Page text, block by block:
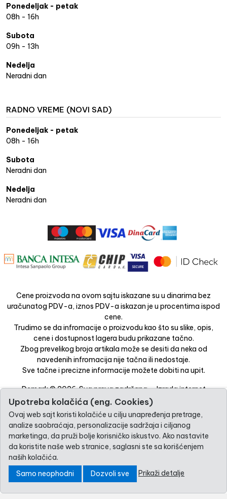
Ponedeljak - petak
08h - 16h
Subota
09h - 13h
Nedelja
Neradni dan
RADNO VREME (NOVI SAD)
Ponedeljak - petak
08h - 16h
Subota
Neradni dan
Nedelja
Neradni dan
Cene proizvoda na ovom sajtu iskazane su u dinarima bez
uračunatog PDV-a, iznos PDV-a iskazan je u procentima ispod
cene.
Trudimo se da infromacije o proizvodu kao što su slike, opis,
cene i dostupnost lagera budu prikazane tačno.
Zbog prevelikog broja artikala može se desiti da neka od
navedenih infromacija nije tačna ili nedostaje.
Sve tačne i precizne informacije možete dobiti na upit.
Demark © 2026. Sva prava zadržana. -Izrada internet
prodavnice-Selltico.
Upotreba kolačića (eng. Cookies)
Ovaj web sajt koristi kolačiće u cilju unapređenja pretrage,
analize saobraćaja, personalizacije sadržaja i ciljanog
marketinga, da pruži bolje korisničko iskustvo. Ako nastavite
da koristite naše web stranice, saglasni ste sa korišćenjem
naših kolačića.
Samo neophodni
Dozvoli sve Prikaži detalje